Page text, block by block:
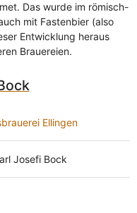
Das wurde im römisch-
mit Fastenbier (also
Entwicklung heraus
Brauereien.
Ellingen
Josefi Bock